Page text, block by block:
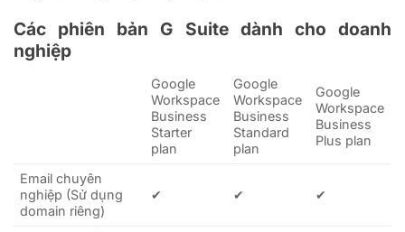
Các phiên bản G Suite dành cho doanh
nghiệp
Google
Workspace
Business
Starter
plan
Google
Workspace
Business
Standard
plan
Google
Workspace
Business
Plus plan
Email chuyên
nghiệp (Sử dụng
domain riêng)
✔ ✔ ✔